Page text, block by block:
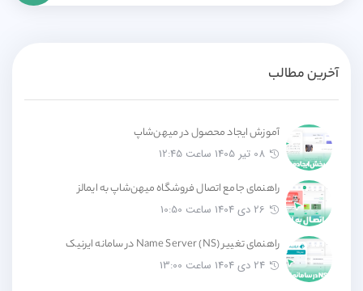
آخرین مطالب
آموزش ایجاد محصول در میهن‌شاپ
08 تیر 1405 ساعت 12:45
راهنمای جامع اتصال فروشگاه میهن‌شاپ به ایمالز
26 دی 1404 ساعت 10:50
راهنمای تغییر Name Server (NS) در سامانه ایرنیک
24 دی 1404 ساعت 13:00